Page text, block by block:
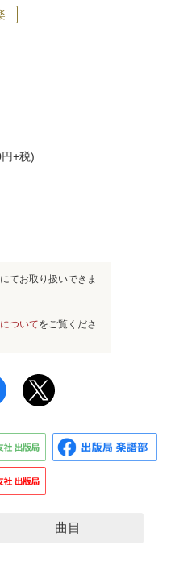
+税)
てお取り扱いできま
ついてをご覧くださ
曲目